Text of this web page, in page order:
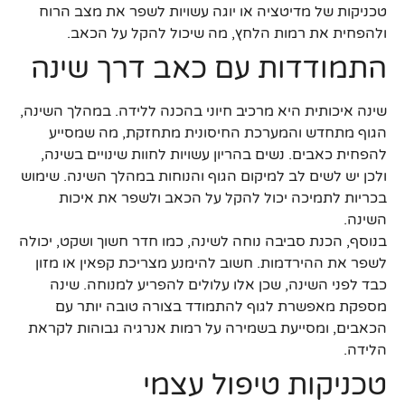
טכניקות של מדיטציה או יוגה עשויות לשפר את מצב הרוח
ולהפחית את רמות הלחץ, מה שיכול להקל על הכאב.
התמודדות עם כאב דרך שינה
שינה איכותית היא מרכיב חיוני בהכנה ללידה. במהלך השינה,
הגוף מתחדש והמערכת החיסונית מתחזקת, מה שמסייע
להפחית כאבים. נשים בהריון עשויות לחוות שינויים בשינה,
ולכן יש לשים לב למיקום הגוף והנוחות במהלך השינה. שימוש
בכריות לתמיכה יכול להקל על הכאב ולשפר את איכות
השינה.
בנוסף, הכנת סביבה נוחה לשינה, כמו חדר חשוך ושקט, יכולה
לשפר את ההירדמות. חשוב להימנע מצריכת קפאין או מזון
כבד לפני השינה, שכן אלו עלולים להפריע למנוחה. שינה
מספקת מאפשרת לגוף להתמודד בצורה טובה יותר עם
הכאבים, ומסייעת בשמירה על רמות אנרגיה גבוהות לקראת
הלידה.
טכניקות טיפול עצמי